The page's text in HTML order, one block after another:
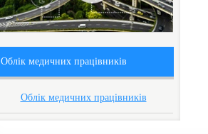
Облік медичних працівників
Облік медичних працівників